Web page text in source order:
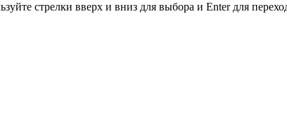
стрелки вверх и вниз для выбора и Enter для